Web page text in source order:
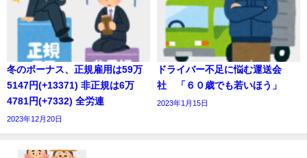
冬のボーナス、正規雇用は59万
5147円(+13371) 非正規は6万
4781円(+7332) 全労連
2023年12月20日
ドライバー不足に悩む運送会
社 「６０歳でも若いほう」
2023年1月15日